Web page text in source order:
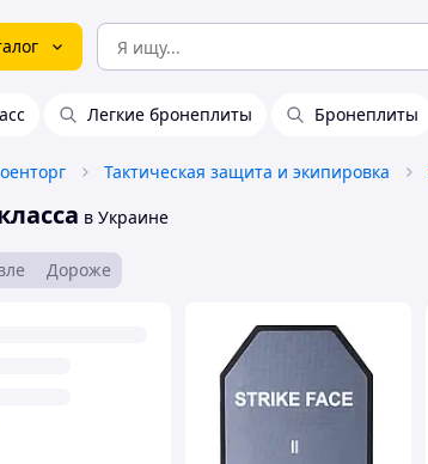
Легкие бронеплиты Бронеплиты
Тактическая защита и экипировка
в Украине
Дороже